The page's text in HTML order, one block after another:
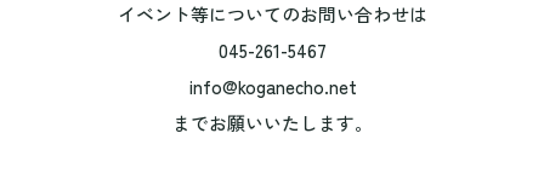
イベント等についてのお問い合わせは
045-261-5467
info@koganecho.net
までお願いいたします。